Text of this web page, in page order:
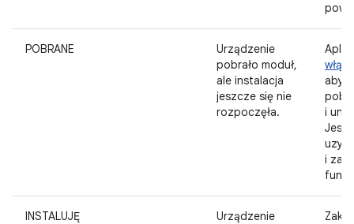
POBRANE
Urządzenie
pobrało moduł,
ale instalacja
jeszcze się nie
rozpoczęła.
aby
i
Jest
i
INSTALUJĘ
Urządzenie